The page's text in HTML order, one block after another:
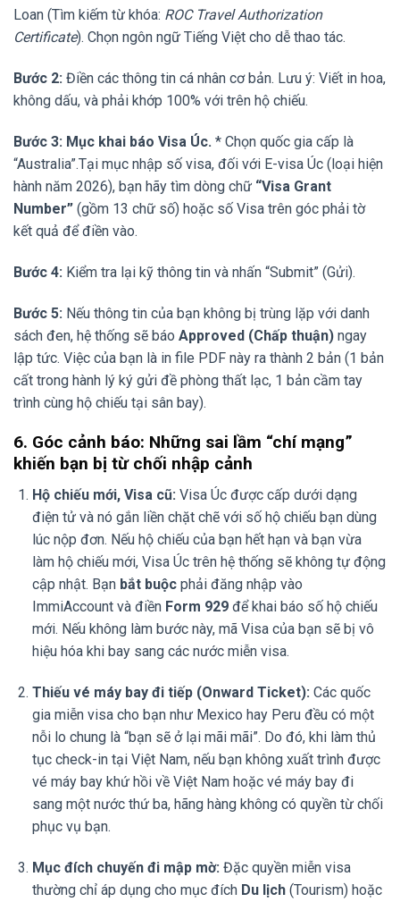
Loan (Tìm kiếm từ khóa: ROC Travel Authorization
Certificate). Chọn ngôn ngữ Tiếng Việt cho dễ thao tác.
Bước 2: Điền các thông tin cá nhân cơ bản. Lưu ý: Viết in hoa,
không dấu, và phải khớp 100% với trên hộ chiếu.
Bước 3: Mục khai báo Visa Úc. * Chọn quốc gia cấp là
“Australia”.Tại mục nhập số visa, đối với E-visa Úc (loại hiện
hành năm 2026), bạn hãy tìm dòng chữ “Visa Grant
Number” (gồm 13 chữ số) hoặc số Visa trên góc phải tờ
kết quả để điền vào.
Bước 4: Kiểm tra lại kỹ thông tin và nhấn “Submit” (Gửi).
Bước 5: Nếu thông tin của bạn không bị trùng lặp với danh
sách đen, hệ thống sẽ báo Approved (Chấp thuận) ngay
lập tức. Việc của bạn là in file PDF này ra thành 2 bản (1 bản
cất trong hành lý ký gửi đề phòng thất lạc, 1 bản cầm tay
trình cùng hộ chiếu tại sân bay).
6. Góc cảnh báo: Những sai lầm “chí mạng”
khiến bạn bị từ chối nhập cảnh
Hộ chiếu mới, Visa cũ: Visa Úc được cấp dưới dạng
điện tử và nó gắn liền chặt chẽ với số hộ chiếu bạn dùng
lúc nộp đơn. Nếu hộ chiếu của bạn hết hạn và bạn vừa
làm hộ chiếu mới, Visa Úc trên hệ thống sẽ không tự động
cập nhật. Bạn bắt buộcphải đăng nhập vào
ImmiAccount và điền Form 929để khai báo số hộ chiếu
mới. Nếu không làm bước này, mã Visa của bạn sẽ bị vô
hiệu hóa khi bay sang các nước miễn visa.
Thiếu vé máy bay đi tiếp (Onward Ticket): Các quốc
gia miễn visa cho bạn như Mexico hay Peru đều có một
nỗi lo chung là “bạn sẽ ở lại mãi mãi”. Do đó, khi làm thủ
tục check-in tại Việt Nam, nếu bạn không xuất trình được
vé máy bay khứ hồi về Việt Nam hoặc vé máy bay đi
sang một nước thứ ba, hãng hàng không có quyền từ chối
phục vụ bạn.
Mục đích chuyến đi mập mờ: Đặc quyền miễn visa
thường chỉ áp dụng cho mục đích Du lịch(Tourism) hoặc